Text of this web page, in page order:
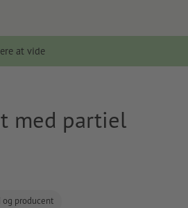
at vide
med partiel
og producent